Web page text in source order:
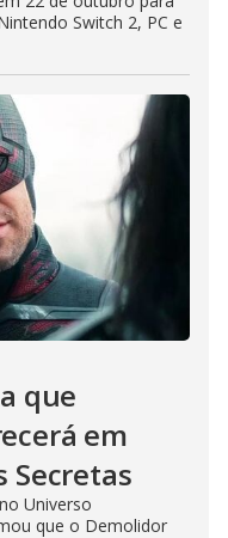
Switch 2, PC e
que
em
Secretas
Universo
que o Demolidor